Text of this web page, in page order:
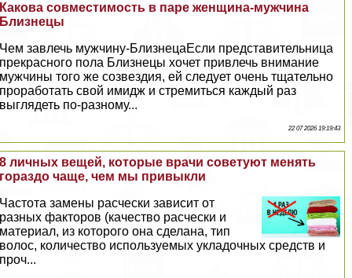
Какова совместимость в паре женщина-мужчина
Близнецы
Чем завлечь мужчину-БлизнецаЕсли представительница
прекрасного пола Близнецы хочет привлечь внимание
мужчины того же созвездия, ей следует очень тщательно
проработать свой имидж и стремиться каждый раз
выглядеть по-разному...
22 07 2026 19:19:43
8 личных вещей, которые врачи советуют менять
гораздо чаще, чем мы привыкли
Частота замены расчески зависит от
разных факторов (качество расчески и
материал, из которого она сделана, тип
волос, количество используемых укладочных средств и
проч...